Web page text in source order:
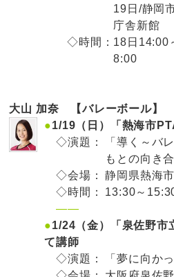
19日/静岡
庁舎新館
◇時間： 18日14:00
8:00
大山 加奈 【バレーボール】
●1/19（日）「熱海市
◇演題：
「導く～バ
もとの向き
◇会場：
静岡県熱海
◇時間：
13:30～
——
●1/24（金）「泉佐野市
て講師
◇演題：
「夢に向か